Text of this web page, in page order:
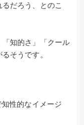
だろう、とのこ
知的さ」「クール
そうです。
知性的なイメージ